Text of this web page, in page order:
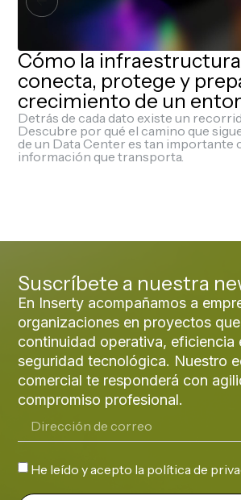
Cómo la
conecta, protege y
crecimiento de un
Detrás de cada dato existe un
Descubre por qué el camino que
de un Data Center es tan importante
información que transporta.
Suscríbete a nuestra
En Inserty acompañamos a
organizaciones en proyectos
continuidad operativa, eficiencia
seguridad tecnológica. Nuestro
comercial te responderá con
compromiso profesional.
He leído y acepto la política de